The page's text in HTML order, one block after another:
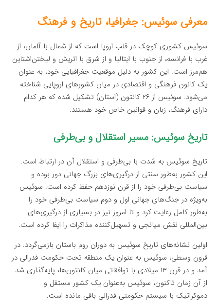
معرفی سوئیس: جغرافیا، تاریخ و فرهنگ
سوئیس کشوری کوچک در قلب اروپا است که از شمال با آلمان، از
غرب با فرانسه، از جنوب با ایتالیا و از شرق با اتریش و لیختن‌اشتاین
هم‌مرز است. این کشور به دلیل موقعیت جغرافیایی خود، به عنوان
یک کانون فرهنگی و اقتصادی در میان کشورهای اروپایی شناخته
می‌شود. سوئیس از ۲۶ کانتون (استان) تشکیل شده که هر کدام
دارای فرهنگ، زبان و قوانین خاص خود هستند.
تاریخ سوئیس: مسیر استقلال و بی‌طرفی
تاریخ سوئیس به شدت با بی‌طرفی و استقلال آن در ارتباط است.
این کشور به‌طور سنتی از درگیری‌های بزرگ جهانی دور بوده و
سیاست بی‌طرفی خود را از قرن نوزدهم حفظ کرده است. سوئیس
به‌ویژه در جنگ‌های جهانی اول و دوم سیاست بی‌طرفی خود را
به‌طور کامل رعایت کرد و تا امروز نیز در بسیاری از درگیری‌های
بین‌المللی نقش میانجی و تسهیل‌کننده مذاکرات را ایفا کرده است.
اولین نشانه‌های تاریخ سوئیس به دوران روم باستان بازمی‌گردد. در
قرون وسطی، سوئیس به عنوان یک منطقه تحت حکومت فدرالی در
آمد و در قرن ۱۳ میلادی با توافقاتی میان کانتون‌ها، پایه‌گذاری شد.
از آن زمان تاکنون، سوئیس به‌عنوان یک کشور مستقل و
دموکراتیک با سیستم حکومتی فدرالی باقی مانده است.